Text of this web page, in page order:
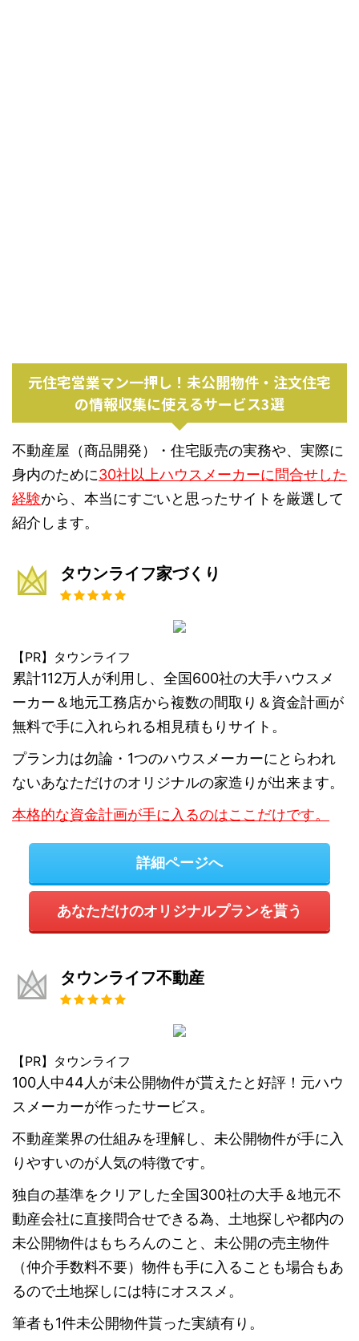
元住宅営業マン一押し！未公開物件・注文住宅
の情報収集に使えるサービス3選
不動産屋（商品開発）・住宅販売の実務や、実際に
身内のために30社以上ハウスメーカーに問合せした
経験から、本当にすごいと思ったサイトを厳選して
紹介します。
タウンライフ家づくり
【PR】タウンライフ
累計112万人が利用し、全国600社の大手ハウスメ
ーカー＆地元工務店から複数の間取り＆資金計画が
無料で手に入れられる相見積もりサイト。
プラン力は勿論・1つのハウスメーカーにとらわれ
ないあなただけのオリジナルの家造りが出来ます。
本格的な資金計画が手に入るのはここだけです。
詳細ページへ
あなただけのオリジナルプランを貰う
タウンライフ不動産
【PR】タウンライフ
100人中44人が未公開物件が貰えたと好評！元ハウ
スメーカーが作ったサービス。
不動産業界の仕組みを理解し、未公開物件が手に入
りやすいのが人気の特徴です。
独自の基準をクリアした全国300社の大手＆地元不
動産会社に直接問合せできる為、土地探しや都内の
未公開物件はもちろんのこと、未公開の売主物件
（仲介手数料不要）物件も手に入ることも場合もあ
るので土地探しには特にオススメ。
筆者も1件未公開物件貰った実績有り。